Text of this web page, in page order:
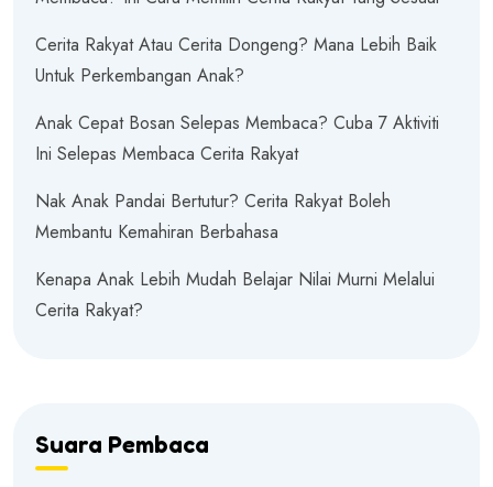
Cerita Rakyat Atau Cerita Dongeng? Mana Lebih Baik
Untuk Perkembangan Anak?
Anak Cepat Bosan Selepas Membaca? Cuba 7 Aktiviti
Ini Selepas Membaca Cerita Rakyat
Nak Anak Pandai Bertutur? Cerita Rakyat Boleh
Membantu Kemahiran Berbahasa
Kenapa Anak Lebih Mudah Belajar Nilai Murni Melalui
Cerita Rakyat?
Suara Pembaca